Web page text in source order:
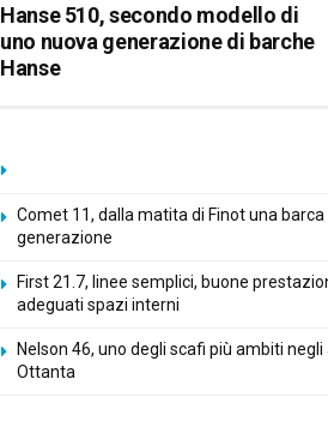
Hanse 510, secondo modello di
uno nuova generazione di barche
Hanse
Comet 11, dalla matita di Finot una barca
generazione
First 21.7, linee semplici, buone
adeguati spazi interni
Nelson 46, uno degli scafi più ambiti negli
Ottanta